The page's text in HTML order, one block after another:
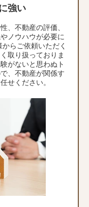
強い
、不動産の評価、
ノウハウが必要に
らご依頼いただく
取り扱っておりま
がないと思わぬト
、不動産が関係す
せください。